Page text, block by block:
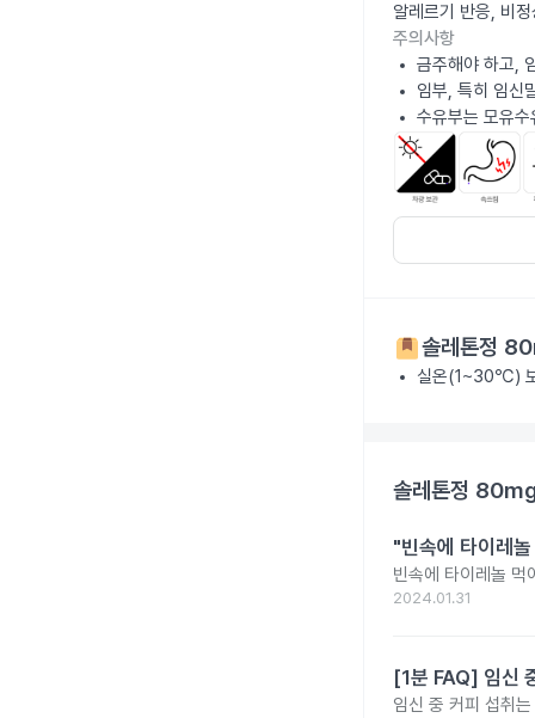
알레르기 반응, 비
주의사항
금주해야 하고,
임부, 특히 임신
수유부는 모유
솔레톤정
실온(1~30℃)
솔레톤정
"빈속에 타이레
빈속에 타이레놀 먹
2024.01.31
[1분 FAQ] 임신
임신 중 커피 섭취